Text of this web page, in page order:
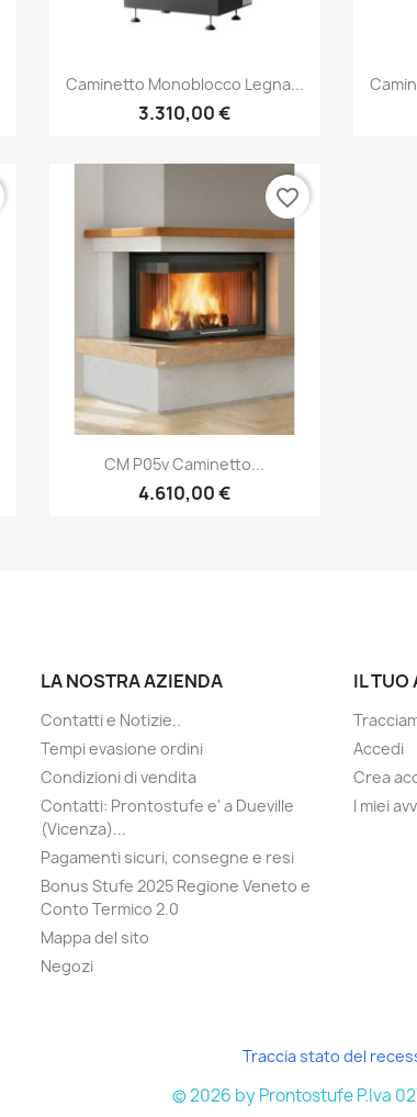
Anteprima
Caminetto Monoblocco Legna...
3.310,00 €
Anteprima
CM P05v Caminetto...
4.610,00 €
favorite_border
LA NOSTRA AZIENDA
Contatti e Notizie..
Tempi evasione ordini
Condizioni di vendita
Contatti: Prontostufe e' a Dueville
(Vicenza)...
Pagamenti sicuri, consegne e resi
Bonus Stufe 2025 Regione Veneto e
Conto Termico 2.0
Mappa del sito
Negozi
IL TUO
Accedi
Crea
I miei
Traccia stato del
© 2026 by Prontostufe P.Iva